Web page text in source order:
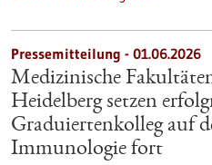
Pressemitteilung - 01.06.2026
Medizinische
Heidelberg setzen
Graduiertenkolleg auf
Immunologie fort